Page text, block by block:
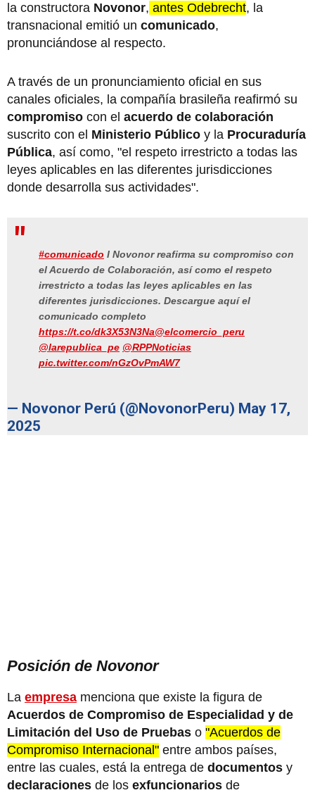
la constructora Novonor, antes Odebrecht, la
transnacional emitió un comunicado,
pronunciándose al respecto.
A través de un pronunciamiento oficial en sus
canales oficiales, la compañía brasileña reafirmó su
compromiso con el acuerdo de colaboración
suscrito con el Ministerio Público y la Procuraduría
Pública, así como, "el respeto irrestricto a todas las
leyes aplicables en las diferentes jurisdicciones
donde desarrolla sus actividades".
#comunicado I Novonor reafirma su compromiso con
el Acuerdo de Colaboración, así como el respeto
irrestricto a todas las leyes aplicables en las
diferentes jurisdicciones. Descargue aquí el
comunicado completo
https://t.co/dk3X53N3Na@elcomercio_peru
@larepublica_pe @RPPNoticias
pic.twitter.com/nGzOvPmAW7
— Novonor Perú (@NovonorPeru) May 17,
2025
Posición de Novonor
La empresa menciona que existe la figura de
Acuerdos de Compromiso de Especialidad y de
Limitación del Uso de Pruebas o "Acuerdos de
Compromiso Internacional" entre ambos países,
entre las cuales, está la entrega de documentos y
declaraciones de los exfuncionarios de